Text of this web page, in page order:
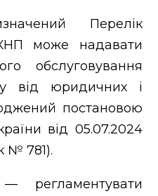
Перелік
може надавати
обслуговування
від юридичних і
постановою
від 05.07.2024
№ 781).
регламентувати